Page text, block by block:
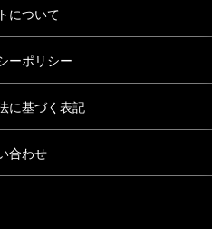
について
ーポリシー
に基づく表記
合わせ